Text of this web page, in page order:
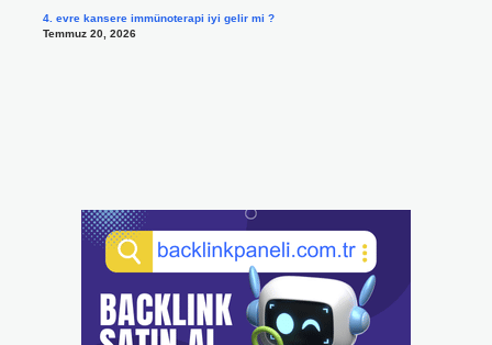
4. evre kansere immünoterapi iyi gelir mi ?
Temmuz 20, 2026